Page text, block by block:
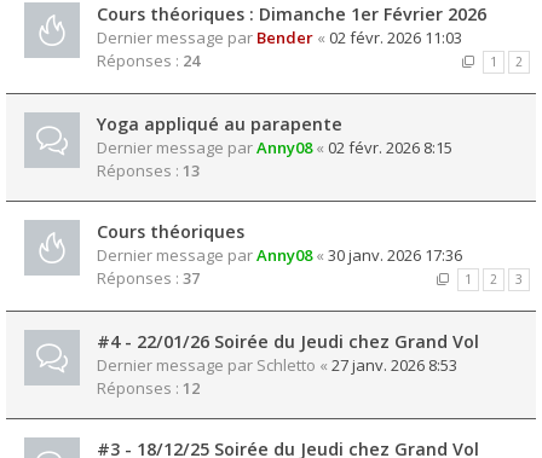
Cours théoriques : Dimanche 1er Février 2026
Dernier message par Bender « 02 févr. 2026 11:03
Réponses : 24 1 2
Yoga appliqué au parapente
Dernier message parAnny08« 02 févr. 2026 8:15
Réponses : 13
Cours théoriques
Dernier message parAnny08« 30 janv. 2026 17:36
Réponses : 37 1 2 3
#4 - 22/01/26 Soirée du Jeudi chez Grand Vol
Dernier message par Schletto « 27 janv. 2026 8:53
Réponses : 12
#3 - 18/12/25 Soirée du Jeudi chez Grand Vol